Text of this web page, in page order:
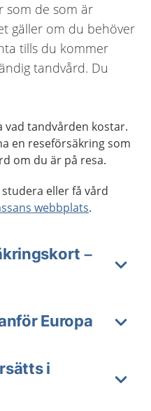
som de som är
gäller om du behöver
tills du kommer
tandvård. Du
vad tandvården kostar.
en reseförsäkring som
om du är på resa.
eller få vård
webbplats.
–
Europa
i